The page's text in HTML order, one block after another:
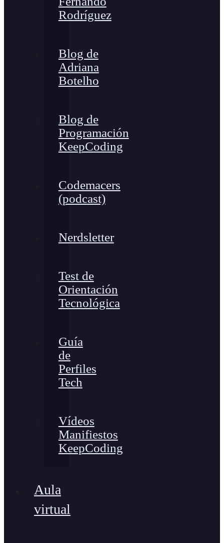
Rodríguez
Blog de
Adriana
Botelho
Blog de
Programación
KeepCoding
Codemacers
(podcast)
Nerdsletter
Test de
Orientación
Tecnológica
Guía
de
Perfiles
Tech
Vídeos
Manifiestos
KeepCoding
Aula
virtual